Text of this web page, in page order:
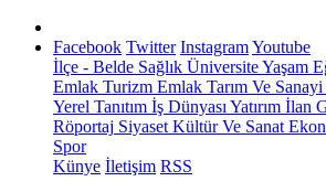
Facebook Twitter InstagramYoutube
İlçe - Belde Sağlık ÜniversiteYaşam
Emlak Turizm Emlak Tarım Ve Sanayi
Yerel Tanıtım İş Dünyası Yatırım İlan
Röportaj Siyaset Kültür Ve Sanat
Spor
Künye İletişim RSS